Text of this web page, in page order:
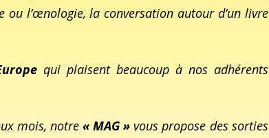
l’œnologie, la conversation autour d’un livre
qui plaisent beaucoup à nos adhérents
mois, notre« MAG » vous propose des sorties